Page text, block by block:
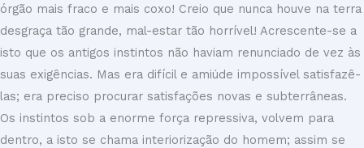
órgão mais fraco e mais coxo! Creio que nunca houve na terra
desgraça tão grande, mal-estar tão horrível! Acrescente-se a
isto que os antigos instintos não haviam renunciado de vez às
suas exigências. Mas era difícil e amiúde impossível satisfazê-
las; era preciso procurar satisfações novas e subterrâneas.
Os instintos sob a enorme força repressiva, volvem para
dentro, a isto se chama interiorização do homem; assim se